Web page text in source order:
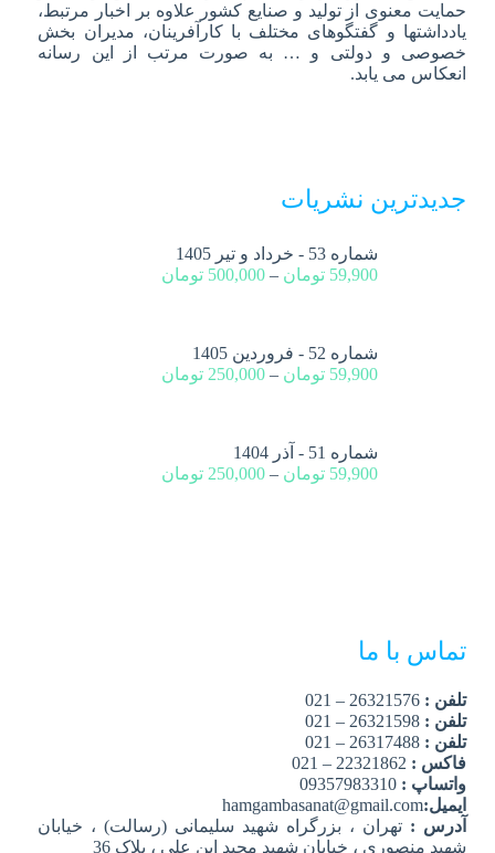
حمایت معنوی از تولید و صنایع کشور علاوه بر اخبار مرتبط،
یادداشتها و گفتگوهای مختلف با کارآفرینان، مدیران بخش
خصوصی و دولتی و … به صورت مرتب از این رسانه
انعکاس می یابد.
جدیدترین نشریات
شماره 53 - خرداد و تیر 1405
59,900 تومان –
500,000 تومان
شماره 52 - فروردین 1405
59,900 تومان –
250,000 تومان
شماره 51 - آذر 1404
59,900 تومان –
250,000 تومان
تماس با ما
تلفن :26321576 – 021
تلفن :26321598 – 021
تلفن :26317488 – 021
فاکس :
واتساپ : 09357983310
ایمیل:hamgambasanat@gmail.com
آدرس :تهران ، بزرگراه شهید سلیمانی (رسالت) ، خیابان
شهید منصوری ، خیابان شهید مجید ابن علی ، پلاک 36